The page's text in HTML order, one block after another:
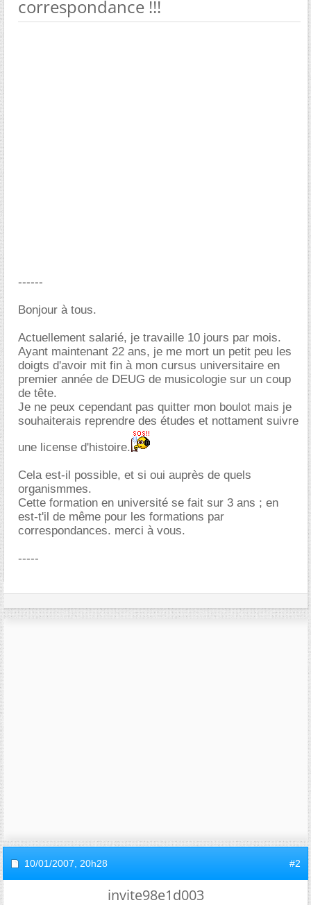
correspondance !!!
------
Bonjour à tous.
Actuellement salarié, je travaille 10 jours par mois.
Ayant maintenant 22 ans, je me mort un petit peu les
doigts d'avoir mit fin à mon cursus universitaire en
premier année de DEUG de musicologie sur un coup
de tête.
Je ne peux cependant pas quitter mon boulot mais je
souhaiterais reprendre des études et nottament suivre
une license d'histoire.
Cela est-il possible, et si oui auprès de quels
organismmes.
Cette formation en université se fait sur 3 ans ; en
est-t'il de même pour les formations par
correspondances. merci à vous.
-----
10/01/2007, 20h28 #2
invite98e1d003